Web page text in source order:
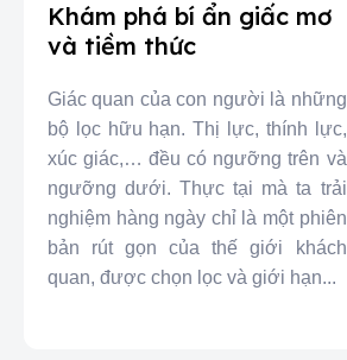
Khám phá bí ẩn giấc mơ
và tiềm thức
Giác quan của con người là những
bộ lọc hữu hạn. Thị lực, thính lực,
xúc giác,… đều có ngưỡng trên và
ngưỡng dưới. Thực tại mà ta trải
nghiệm hàng ngày chỉ là một phiên
bản rút gọn của thế giới khách
quan, được chọn lọc và giới hạn...